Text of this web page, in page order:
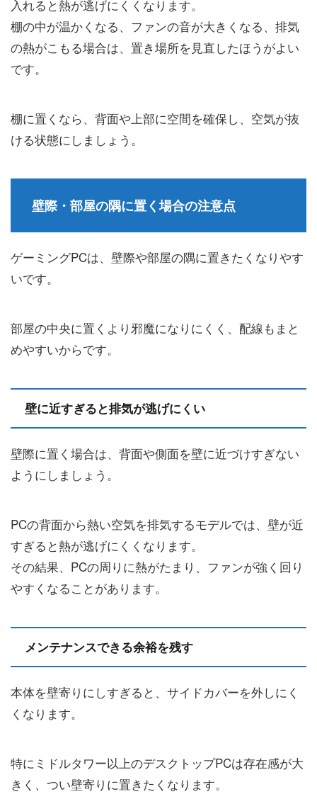
入れると熱が逃げにくくなります。
棚の中が温かくなる、ファンの音が大きくなる、排気
の熱がこもる場合は、置き場所を見直したほうがよい
です。
棚に置くなら、背面や上部に空間を確保し、空気が抜
ける状態にしましょう。
壁際・部屋の隅に置く場合の注意点
ゲーミングPCは、壁際や部屋の隅に置きたくなりやす
いです。
部屋の中央に置くより邪魔になりにくく、配線もまと
めやすいからです。
壁に近すぎると排気が逃げにくい
壁際に置く場合は、背面や側面を壁に近づけすぎない
ようにしましょう。
PCの背面から熱い空気を排気するモデルでは、壁が近
すぎると熱が逃げにくくなります。
その結果、PCの周りに熱がたまり、ファンが強く回り
やすくなることがあります。
メンテナンスできる余裕を残す
本体を壁寄りにしすぎると、サイドカバーを外しにく
くなります。
特にミドルタワー以上のデスクトップPCは存在感が大
きく、つい壁寄りに置きたくなります。